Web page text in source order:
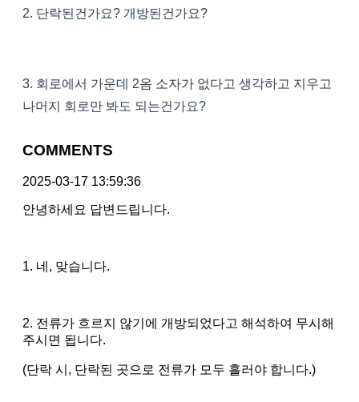
2. 단락된건가요? 개방된건가요?
3. 회로에서 가운데 2옴 소자가 없다고 생각하고 지우고
나머지 회로만 봐도 되는건가요?
COMMENTS
2025-03-17 13:59:36
안녕하세요 답변드립니다.
1. 네, 맞습니다.
2. 전류가 흐르지 않기에 개방되었다고 해석하여 무시해
주시면 됩니다.
(단락 시, 단락된 곳으로 전류가 모두 흘러야 합니다.)